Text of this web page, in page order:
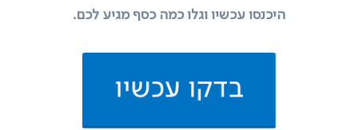
היכנסו עכשיו וגלו כמה כסף מגיע לכם.
בדקו עכשיו